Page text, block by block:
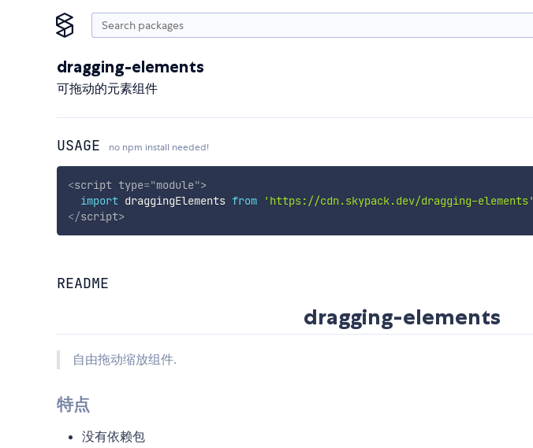
dragging-elements
可拖动的元素组件
USAGE no npm install needed!
<script type="module">
import draggingElements from 'https://cdn.skypack.dev/dragging-elements'
</script>
README
dragging-elements
自由拖动缩放组件.
特点
没有依赖包